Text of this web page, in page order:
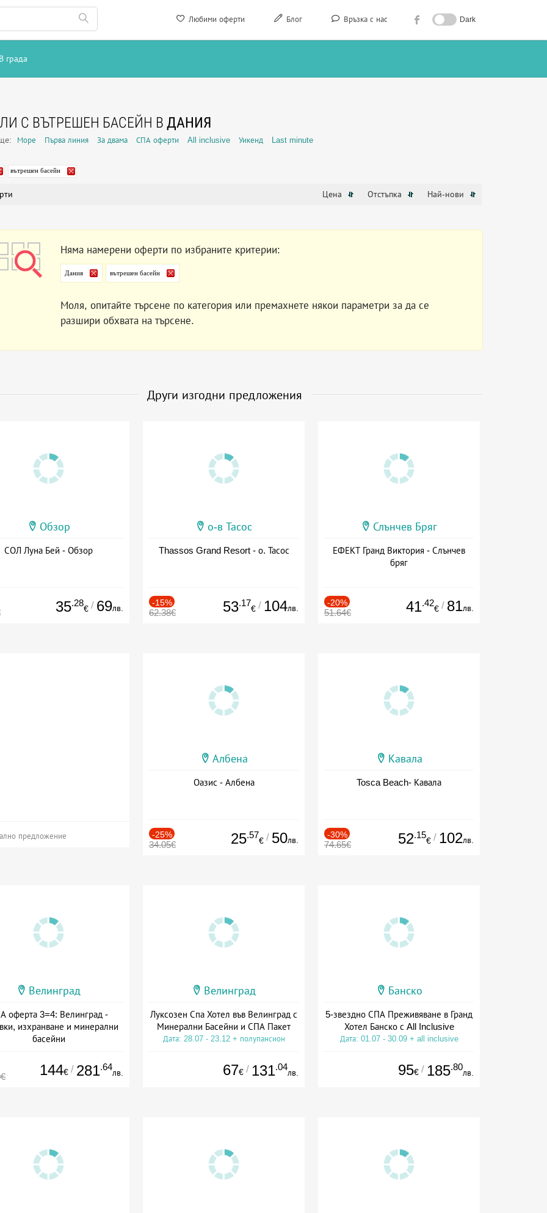
Любими оферти Блог Връзка с нас Dark
В града
С ВЪТРЕШЕН БАСЕЙН В ДАНИЯ
Море Първа линия За двама СПА оферти All inclusive Уикенд Last minute
вътрешен басейн
Цена Отстъпка Най-нови
Няма намерени оферти по избраните критерии:
Дания вътрешен басейн
Моля, опитайте търсене по категория или премахнете някои параметри за да се
разшири обхвата на търсене.
Други изгодни предложения
Обзор
СОЛ Луна Бей - Обзор
35.28
€ / 69лв.
о-в Тасос
Thassos Grand Resort - о. Тасос
-15%
62.38€ 53.17
€ / 104лв.
Слънчев Бряг
ЕФЕКТ Гранд Виктория - Слънчев
бряг
-20%
51.64€ 41.42
€ / 81лв.
предложение
Албена
Оазис - Албена
-25%
34.05€ 25.57
€ / 50лв.
Кавала
Tosca Beach- Кавала
-30%
74.65€ 52.15
€ / 102лв.
Велинград
оферта 3=4: Велинград -
изхранване и минерални
басейни
144€ / 281.64
лв.
Велинград
Луксозен Спа Хотел във Велинград с
Минерални Басейни и СПА Пакет
Дата: 28.07 - 23.12 + полупансион
67€ / 131.04
лв.
Банско
5-звездно СПА Преживяване в Гранд
Хотел Банско с All Inclusive
Дата: 01.07 - 30.09 + all inclusive
95€ / 185.80
лв.